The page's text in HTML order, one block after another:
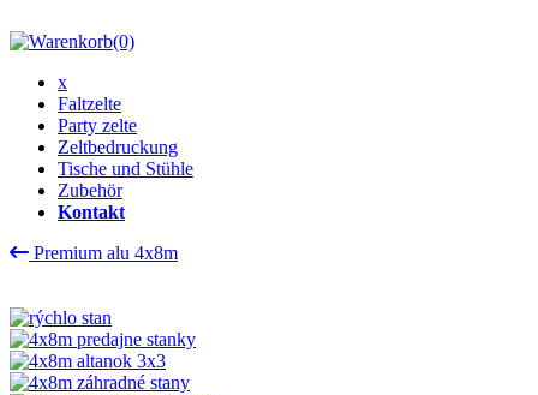
(0)
x
Faltzelte
Party zelte
Zeltbedruckung
Tische und Stühle
Zubehör
Kontakt
Premium alu 4x8m